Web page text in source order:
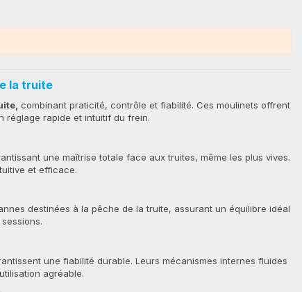
la truite
combinant praticité, contrôle et fiabilité. Ces moulinets offrent
réglage rapide et intuitif du frein.
une maîtrise totale face aux truites, même les plus vives.
et efficace.
destinées à la pêche de la truite, assurant un équilibre idéal
une fiabilité durable. Leurs mécanismes internes fluides
agréable.